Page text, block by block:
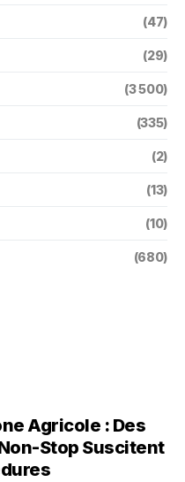
(47)
(29)
(3 500)
(335)
(2)
(13)
(10)
(680)
Agricole : Des
Stop Suscitent